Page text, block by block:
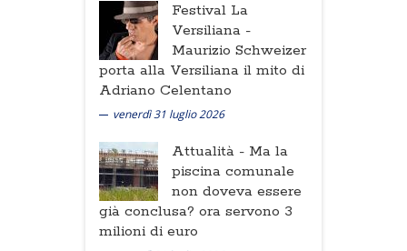
Festival La
Versiliana -
Maurizio Schweizer
porta alla Versiliana il mito di
Adriano Celentano
venerdì 31 luglio 2026
Attualità - Ma la
piscina comunale
non doveva essere
già conclusa? ora servono 3
milioni di euro